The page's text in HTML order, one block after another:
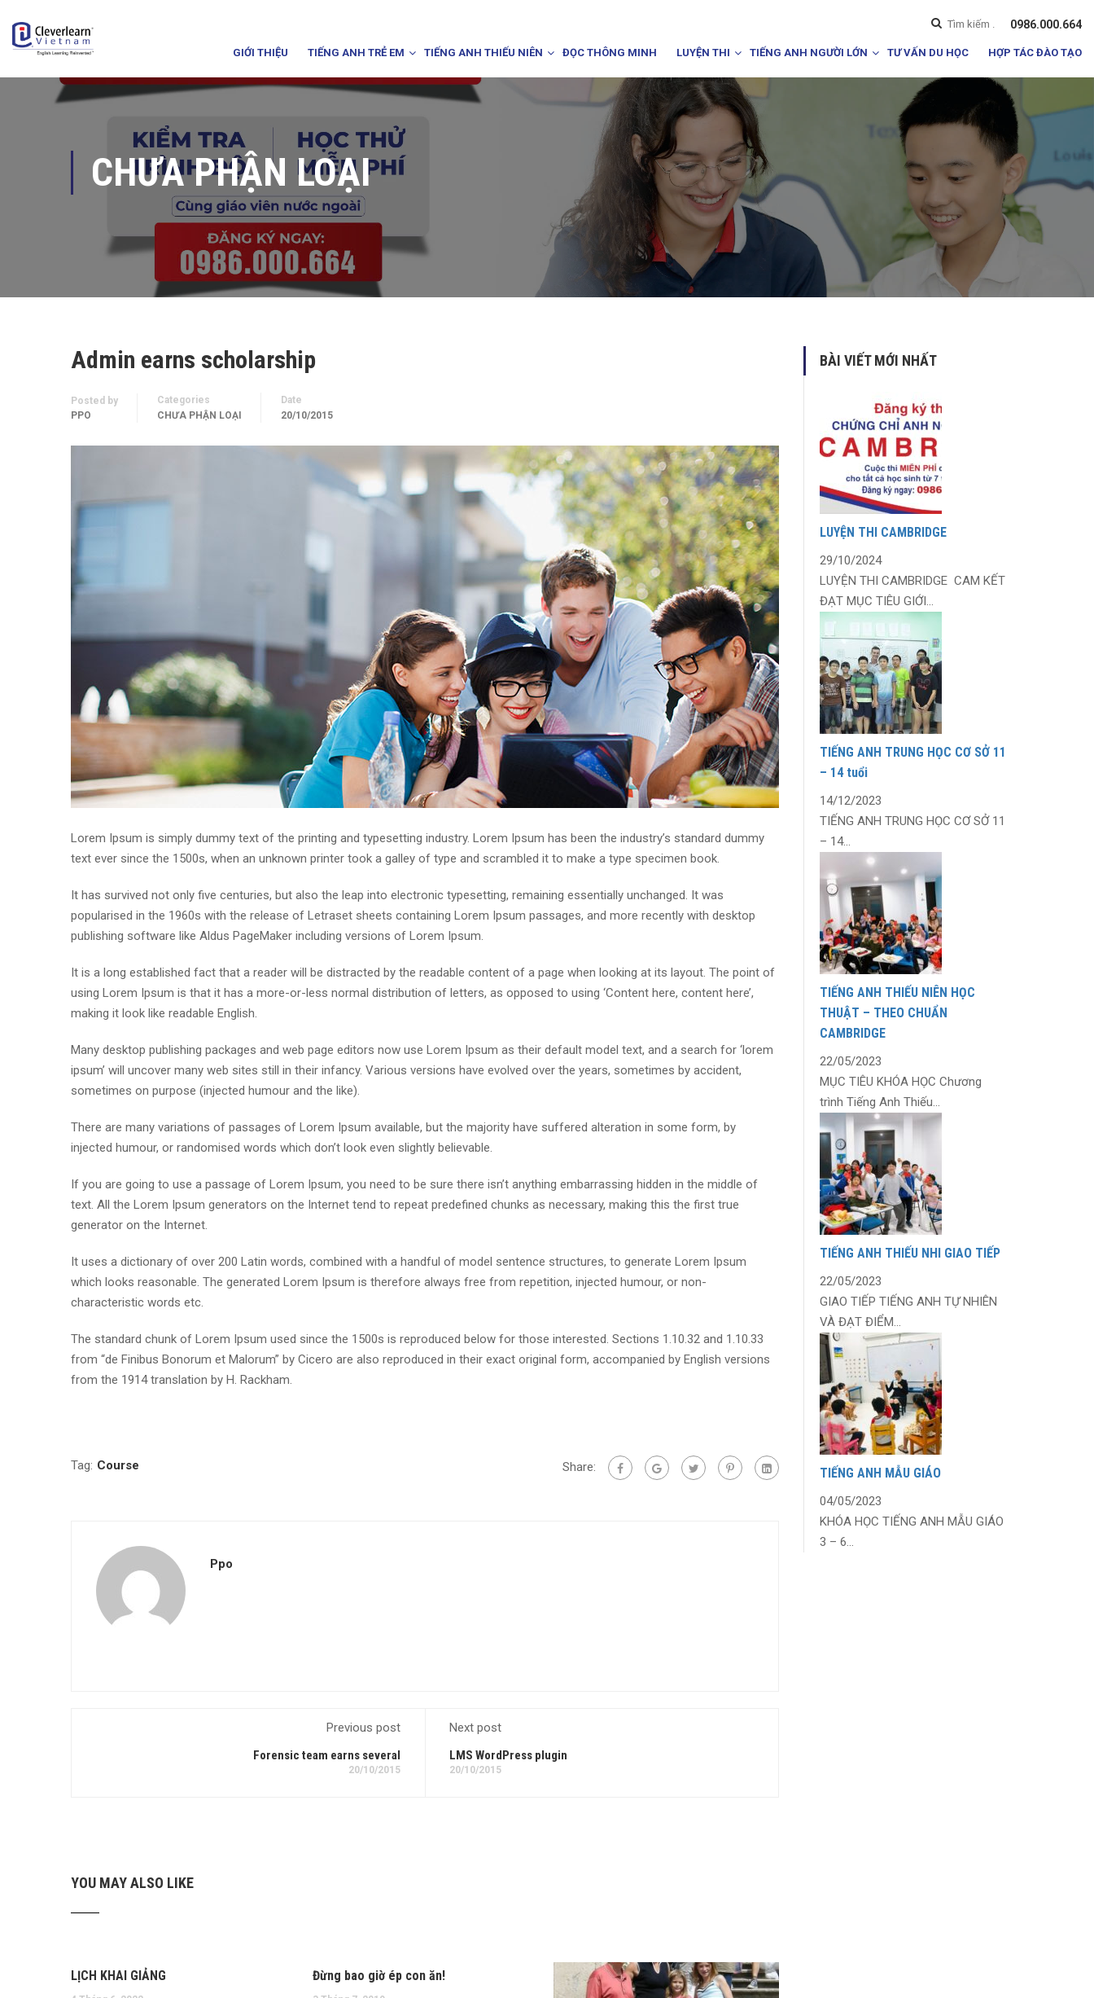
0986.000.664
GIỚI THIỆU TIẾNG ANH TRẺ EM TIẾNG ANH THIẾU NIÊN ĐỌC THÔNG MINH LUYỆN THI TIẾNG ANH NGƯỜI LỚN TƯ VẤN DU HỌC HỢP TÁC ĐÀO TẠO
CHƯA PHẬN LOẠI
Admin earns scholarship
Posted by
PPO
Categories
CHƯA PHẬN LOẠI
Date
20/10/2015
Lorem Ipsum is simply dummy text of the printing and typesetting industry. Lorem Ipsum has been the industry’s standard dummy
text ever since the 1500s, when an unknown printer took a galley of type and scrambled it to make a type specimen book.
It has survived not only five centuries, but also the leap into electronic typesetting, remaining essentially unchanged. It was
popularised in the 1960s with the release of Letraset sheets containing Lorem Ipsum passages, and more recently with desktop
publishing software like Aldus PageMaker including versions of Lorem Ipsum.
It is a long established fact that a reader will be distracted by the readable content of a page when looking at its layout. The point of
using Lorem Ipsum is that it has a more-or-less normal distribution of letters, as opposed to using ‘Content here, content here’,
making it look like readable English.
Many desktop publishing packages and web page editors now use Lorem Ipsum as their default model text, and a search for ‘lorem
ipsum’ will uncover many web sites still in their infancy. Various versions have evolved over the years, sometimes by accident,
sometimes on purpose (injected humour and the like).
There are many variations of passages of Lorem Ipsum available, but the majority have suffered alteration in some form, by
injected humour, or randomised words which don’t look even slightly believable.
If you are going to use a passage of Lorem Ipsum, you need to be sure there isn’t anything embarrassing hidden in the middle of
text. All the Lorem Ipsum generators on the Internet tend to repeat predefined chunks as necessary, making this the first true
generator on the Internet.
It uses a dictionary of over 200 Latin words, combined with a handful of model sentence structures, to generate Lorem Ipsum
which looks reasonable. The generated Lorem Ipsum is therefore always free from repetition, injected humour, or non-
characteristic words etc.
The standard chunk of Lorem Ipsum used since the 1500s is reproduced below for those interested. Sections 1.10.32 and 1.10.33
from “de Finibus Bonorum et Malorum” by Cicero are also reproduced in their exact original form, accompanied by English versions
from the 1914 translation by H. Rackham.
Tag: Course Share:
Ppo
Previous post
Forensic team earns several
20/10/2015
Next post
LMS WordPress plugin
20/10/2015
YOU MAY ALSO LIKE
LỊCH KHAI GIẢNG Đừng bao giờ ép con ăn!
BÀI VIẾT MỚI NHẤT
LUYỆN THI CAMBRIDGE
29/10/2024
LUYỆN THI CAMBRIDGE CAM KẾT
ĐẠT MỤC TIÊU GIỚI...
TIẾNG ANH TRUNG HỌC CƠ SỞ 11
– 14 tuổi
14/12/2023
TIẾNG ANH TRUNG HỌC CƠ SỞ 11
– 14...
TIẾNG ANH THIẾU NIÊN HỌC
THUẬT – THEO CHUẨN
CAMBRIDGE
22/05/2023
MỤC TIÊU KHÓA HỌC Chương
trình Tiếng Anh Thiếu...
TIẾNG ANH THIẾU NHI GIAO TIẾP
22/05/2023
GIAO TIẾP TIẾNG ANH TỰ NHIÊN
VÀ ĐẠT ĐIỂM...
TIẾNG ANH MẪU GIÁO
04/05/2023
KHÓA HỌC TIẾNG ANH MẪU GIÁO
3 – 6...